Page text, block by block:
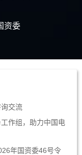
资委
交流
作组，助力中国电
年国资委46号令